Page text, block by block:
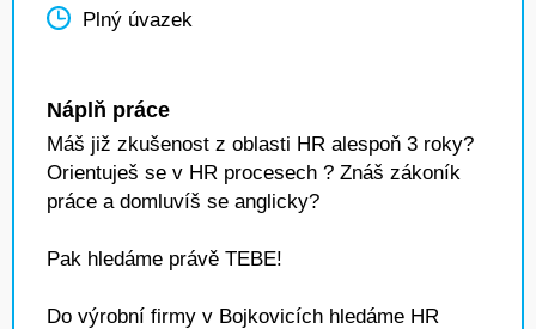
Plný úvazek
Náplň práce
Máš již zkušenost z oblasti HR alespoň 3 roky?
Orientuješ se v HR procesech ? Znáš zákoník
práce a domluvíš se anglicky?
Pak hledáme právě TEBE!
Do výrobní firmy v Bojkovicích hledáme HR